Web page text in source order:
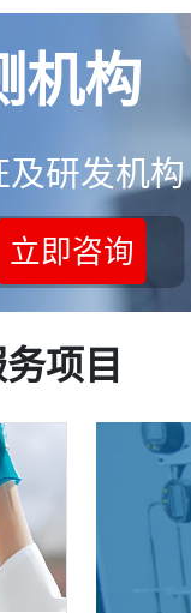
机构
研发机构
立即咨询
项目